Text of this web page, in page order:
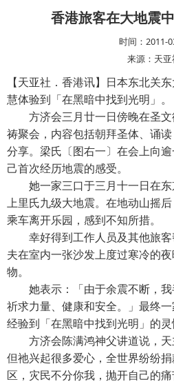
香港旅客在大地震
时间：2011-
来源：天亚
【天亚社．香港讯】日本东北关
慧体验到「在黑暗中找到光明」。
方济会三月廿一日傍晚在圣文
祷聚会，内容包括朝拜圣体、诵
分享。梁氏〔图右一〕在会上向
己首次经历地震的感受。
她一家三口于三月十一日在东
上里氏九级大地震。在地动山摇
乘车离开乐园，感到不知所措。
幸好得到工作人员及其他旅客
夫在室内一张沙发上度过寒冷的
物。
她表示：「由于余震不断，我
祈求力量、健康和安全。」最终
经验到「在黑暗中找到光明」的灵
方济会陈满鸿神父讲道说，天
但祂兴起很多爱心，全世界纷纷
区，灾民不分你我，抛开自己的痛